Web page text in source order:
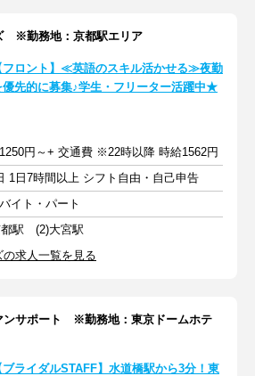
※勤務地：京都駅エリア
フロント】≪英語のスキル活かせる≫夜勤
優先的に募集♪学生・フリーター活躍中★
円～+ 交通費 ※22時以降 時給1562円
1日7時間以上 シフト自由・自己申告
イト・パート
都駅 (2)大宮駅
求人一覧を見る
ンサポート ※勤務地：東京ドームホテ
ブライダルSTAFF】水道橋駅から3分！東